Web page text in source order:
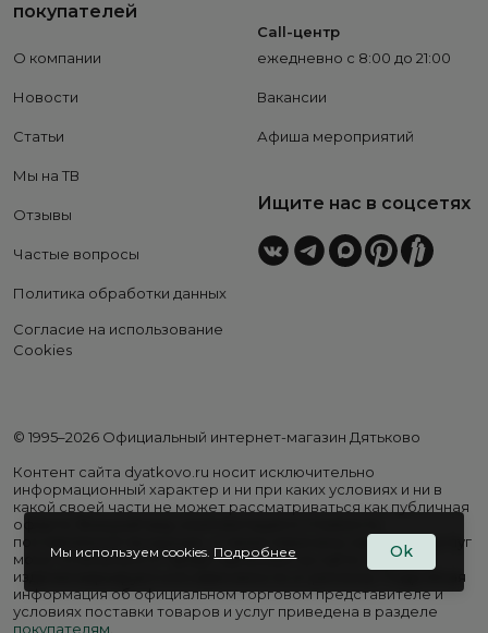
покупателей
О компании
Новости
Статьи
Мы на ТВ
Отзывы
Частые вопросы
Политика обработки данных
Согласие на использование
Cookies
Call-центр
ежедневно с 8:00 до 21:00
Вакансии
Афиша мероприятий
Ищите нас в соцсетях
© 1995–2026 Официальный интернет-магазин Дятьково
Контент сайта dyatkovo.ru носит исключительно
информационный характер и ни при каких условиях и ни в
какой своей части не может рассматриваться как публичная
оферта. Внешний вид, комплектация и стоимость
поставляемой продукции, а также перечень сервисных услуг
могут отличаться от представленных на сайте. Цены на
изделия варьируются в зависимости от региона. Подробная
информация об официальном торговом представителе и
условиях поставки товаров и услуг приведена в разделе
покупателям
Мы используем cookies. Подробнее Ok